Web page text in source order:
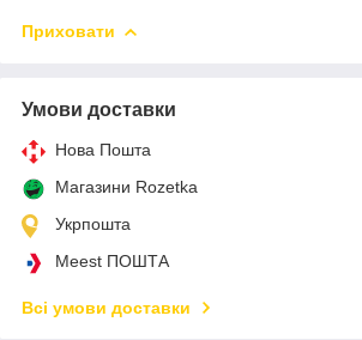
Приховати
Умови доставки
Нова Пошта
Магазини Rozetka
Укрпошта
Meest ПОШТА
Всі умови доставки